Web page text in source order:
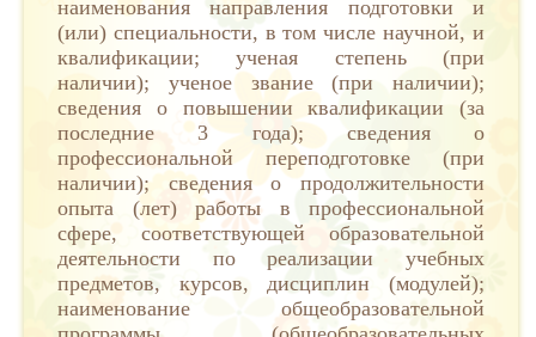
наименования направления подготовки и
(или) специальности, в том числе научной, и
квалификации; ученая степень (при
наличии); ученое звание (при наличии);
сведения о повышении квалификации (за
последние 3 года); сведения о
профессиональной переподготовке (при
наличии); сведения о продолжительности
опыта (лет) работы в профессиональной
сфере, соответствующей образовательной
деятельности по реализации учебных
предметов, курсов, дисциплин (модулей);
наименование общеобразовательной